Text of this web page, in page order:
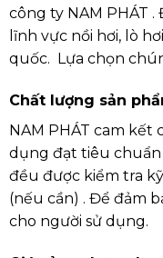
công ty NAM PHÁT
lĩnh vực nồi hơi, lò
quốc. Lựa chọn
Chất lượng sản
NAM PHÁT cam kết
dụng đạt tiêu chuẩn
đều được kiểm tra
(nếu cần) . Để đảm
cho người sử dụng.